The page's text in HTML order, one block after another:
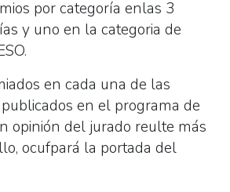
por categoría enlas 3
y uno en la categoria de
en cada una de las
en el programa de
opinión del jurado reulte más
ocufpará la portada del